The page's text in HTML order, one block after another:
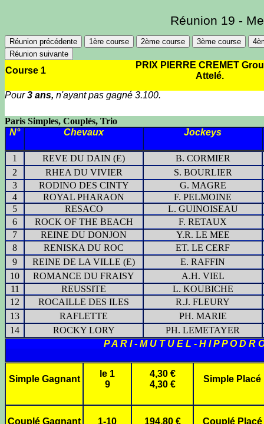
Réunion 19 -
Réunion précédente 1ère course 2ème course 3ème course
Réunion suivante
Course 1
PRIX PIERRE CREMET
Attelé.
Pour3 ans, n'ayant pas gagné 3.100.
Paris Simples, Couplés, Trio
N°
Chevaux Jockeys
1 REVE DU DAIN (E)
B. CORMIER
2
RHEA DU VIVIER
S. BOURLIER
3
RODINO DES CINTY
G. MAGRE
4
ROYAL PHARAON
F. PELMOINE
5
RESACO
L. GUINOISEAU
6
ROCK OF THE BEACH
F. RETAUX
7
REINE DU DONJON
Y.R. LE MEE
8
RENISKA DU ROC
ET. LE CERF
9
REINE DE LA VILLE (E)
E. RAFFIN
10
ROMANCE DU FRAISY
A.H. VIEL
11
REUSSITE
L. KOUBICHE
12
ROCAILLE DES ILES
R.J. FLEURY
13
RAFLETTE
PH. MARIE
14
ROCKY LORY
PH. LEMETAYER
P A R I - M U T U E L - H I P P O D R
Simple Gagnant
le 1
9
4,30 €
4,30 €
Simple Placé
Couplé Gagnant 1-10 194,80 € Couplé Placé